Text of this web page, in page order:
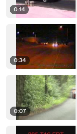
0:14
0:34
0:07